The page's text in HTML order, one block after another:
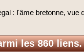
: l'âme bretonne, vue
les 860 liens.